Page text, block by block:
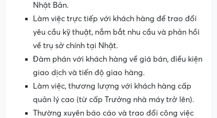
Nhật Bản.
Làm việc trực tiếp với khách hàng để trao đổi
yêu cầu kỹ thuật, nắm bắt nhu cầu và phản hồi
về trụ sở chính tại Nhật.
Đàm phán với khách hàng về giá bán, điều kiện
giao dịch và tiến độ giao hàng.
Làm việc, thương lượng với khách hàng cấp
quản lý cao (từ cấp Trưởng nhà máy trở lên).
Thường xuyên báo cáo và trao đổi công việc